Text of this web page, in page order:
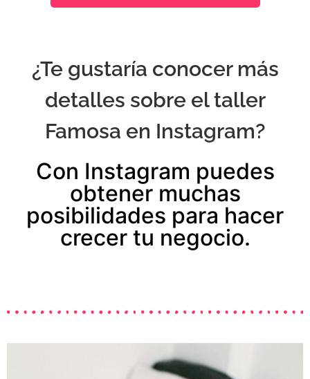
¿Te gustaría conocer más
detalles sobre el taller
Famosa en Instagram?
Con Instagram puedes
obtener muchas
posibilidades para hacer
crecer tu negocio.